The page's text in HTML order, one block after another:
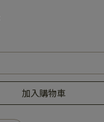
加入購物車